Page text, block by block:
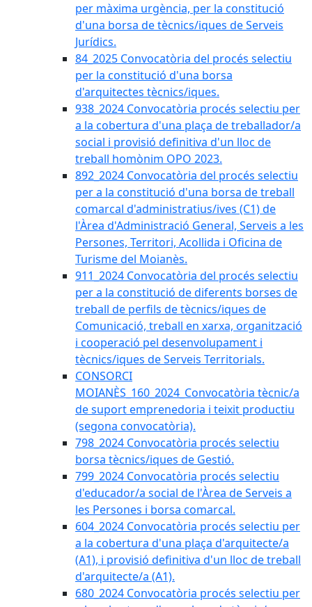
per màxima urgència, per la constitució
d'una borsa de tècnics/iques de Serveis
Jurídics.
84_2025 Convocatòria del procés selectiu
per la constitució d'una borsa
d'arquitectes tècnics/iques.
938_2024 Convocatòria procés selectiu per
a la cobertura d'una plaça de treballador/a
social i provisió definitiva d'un lloc de
treball homònim OPO 2023.
892_2024 Convocatòria del procés selectiu
per a la constitució d'una borsa de treball
comarcal d'administratius/ives (C1) de
l'Àrea d'Administració General, Serveis a les
Persones, Territori, Acollida i Oficina de
Turisme del Moianès.
911_2024 Convocatòria del procés selectiu
per a la constitució de diferents borses de
treball de perfils de tècnics/iques de
Comunicació, treball en xarxa, organització
i cooperació pel desenvolupament i
tècnics/iques de Serveis Territorials.
CONSORCI
MOIANÈS_160_2024_Convocatòria tècnic/a
de suport emprenedoria i teixit productiu
(segona convocatòria).
798_2024 Convocatòria procés selectiu
borsa tècnics/iques de Gestió.
799_2024 Convocatòria procés selectiu
d'educador/a social de l'Àrea de Serveis a
les Persones i borsa comarcal.
604_2024 Convocatòria procés selectiu per
a la cobertura d'una plaça d'arquitecte/a
(A1), i provisió definitiva d'un lloc de treball
d'arquitecte/a (A1).
680_2024 Convocatòria procés selectiu per